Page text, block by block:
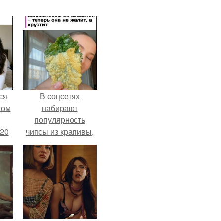
В соцсетях
набирают
популярность
чипсы из крапивы,
которые
пользователи в
комментариях
называют
неожиданно
вкусными.